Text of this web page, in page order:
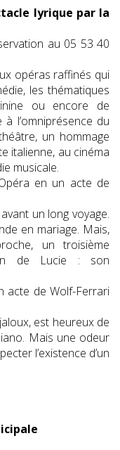
lyrique par la
au 05 53 40
opéras raffinés qui
les thématiques
ou encore de
l’omniprésence du
un hommage
italienne, au cinéma
musicale.
en un acte de
un long voyage.
en mariage. Mais,
un troisième
de Lucie : son
acte de Wolf-Ferrari
est heureux de
Mais une odeur
l’existence d’un